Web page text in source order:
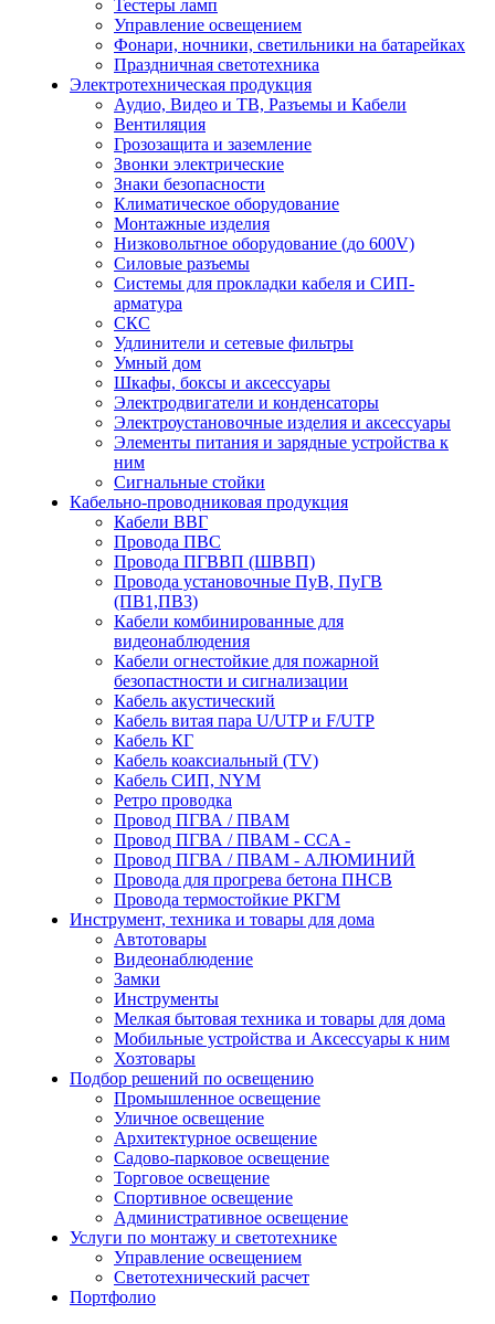
Тестеры ламп
Управление освещением
Фонари, ночники, светильники на батарейках
Праздничная светотехника
Электротехническая продукция
Аудио, Видео и ТВ, Разъемы и Кабели
Вентиляция
Грозозащита и заземление
Звонки электрические
Знаки безопасности
Климатическое оборудование
Монтажные изделия
Низковольтное оборудование (до 600V)
Силовые разъемы
Системы для прокладки кабеля и СИП-
арматура
СКС
Удлинители и сетевые фильтры
Умный дом
Шкафы, боксы и аксессуары
Электродвигатели и конденсаторы
Электроустановочные изделия и аксессуары
Элементы питания и зарядные устройства к
ним
Сигнальные стойки
Кабельно-проводниковая продукция
Кабели ВВГ
Провода ПВС
Провода ПГВВП (ШВВП)
Провода установочные ПуВ, ПуГВ
(ПВ1,ПВ3)
Кабели комбинированные для
видеонаблюдения
Кабели огнестойкие для пожарной
безопастности и сигнализации
Кабель акустический
Кабель витая пара U/UTP и F/UTP
Кабель КГ
Кабель коаксиальный (TV)
Кабель СИП, NYM
Ретро проводка
Провод ПГВА / ПВАМ
Провод ПГВА / ПВАМ - CCA -
Провод ПГВА / ПВАМ - АЛЮМИНИЙ
Провода для прогрева бетона ПНСВ
Провода термостойкие РКГМ
Инструмент, техника и товары для дома
Автотовары
Видеонаблюдение
Замки
Инструменты
Мелкая бытовая техника и товары для дома
Мобильные устройства и Аксессуары к ним
Хозтовары
Подбор решений по освещению
Промышленное освещение
Уличное освещение
Архитектурное освещение
Садово-парковое освещение
Торговое освещение
Спортивное освещение
Административное освещение
Услуги по монтажу и светотехнике
Управление освещением
Светотехнический расчет
Портфолио